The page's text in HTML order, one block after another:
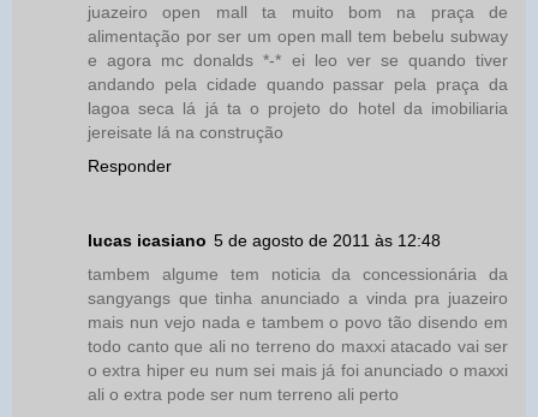
juazeiro open mall ta muito bom na praça de
alimentação por ser um open mall tem bebelu subway
e agora mc donalds *-* ei leo ver se quando tiver
andando pela cidade quando passar pela praça da
lagoa seca lá já ta o projeto do hotel da imobiliaria
jereisate lá na construção
Responder
lucas icasiano 5 de agosto de 2011 às 12:48
tambem algume tem noticia da concessionária da
sangyangs que tinha anunciado a vinda pra juazeiro
mais nun vejo nada e tambem o povo tão disendo em
todo canto que ali no terreno do maxxi atacado vai ser
o extra hiper eu num sei mais já foi anunciado o maxxi
ali o extra pode ser num terreno ali perto